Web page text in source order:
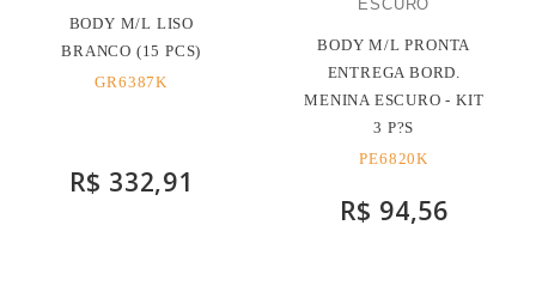
BODY M/L LISO
BRANCO (15 PCS)
GR6387K
R$ 332,91
BODY M/L PRONTA
ENTREGA BORD.
MENINA ESCURO - KIT
3 P?S
PE6820K
R$ 94,56